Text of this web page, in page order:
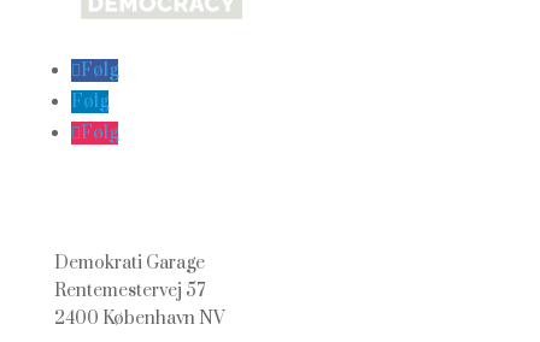
Følg
Følg
Følg
Demokrati Garage
Rentemestervej 57
2400 København NV